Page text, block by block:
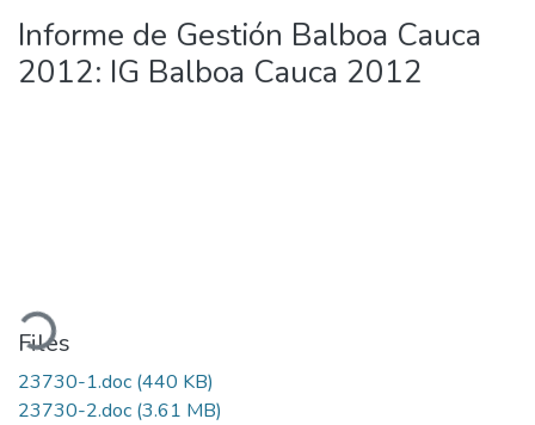
Informe de Gestión Balboa Cauca
2012: IG Balboa Cauca 2012
Files
23730-1.doc (440 KB)
23730-2.doc (3.61 MB)